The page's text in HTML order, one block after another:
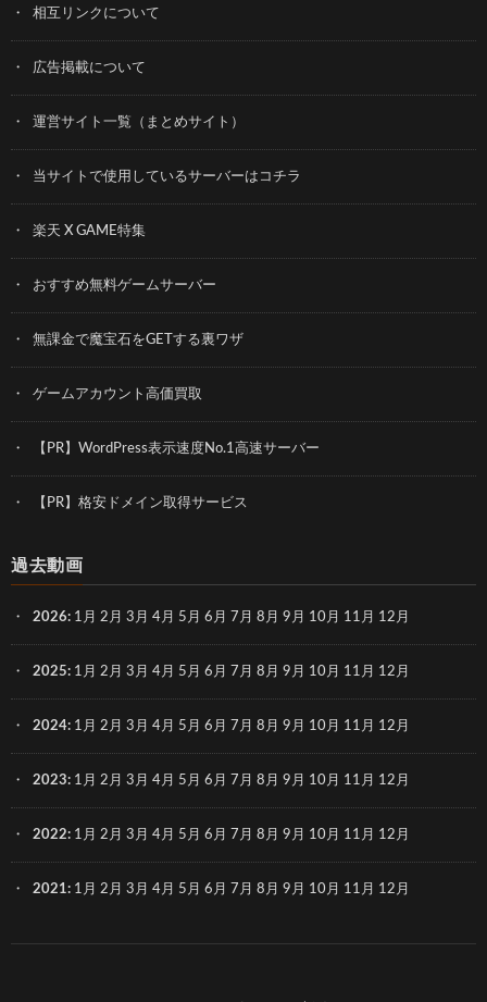
相互リンクについて
広告掲載について
運営サイト一覧（まとめサイト）
当サイトで使用しているサーバーはコチラ
楽天 X GAME特集
おすすめ無料ゲームサーバー
無課金で魔宝石をGETする裏ワザ
ゲームアカウント高価買取
【PR】WordPress表示速度No.1高速サーバー
【PR】格安ドメイン取得サービス
過去動画
2026: 1月 2月 3月 4月 5月 6月 7月 8月 9月 10月 11月 12月
2025: 1月 2月 3月 4月 5月 6月 7月 8月 9月 10月 11月 12月
2024: 1月 2月 3月 4月 5月 6月 7月 8月 9月 10月 11月 12月
2023: 1月 2月 3月 4月 5月 6月 7月 8月 9月 10月 11月 12月
2022: 1月 2月 3月 4月 5月 6月 7月 8月 9月 10月 11月 12月
2021: 1月 2月 3月 4月 5月 6月 7月 8月 9月 10月 11月 12月